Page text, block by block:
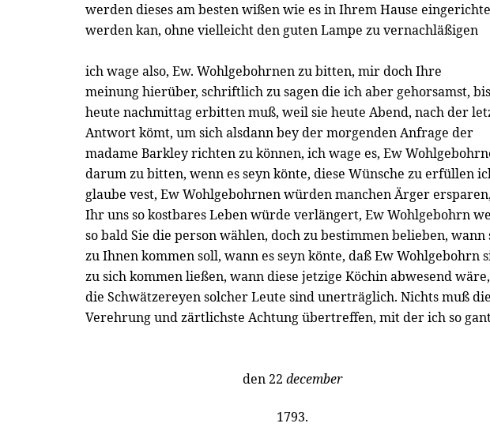
werden dieses am besten wißen wie es in Ihrem Hause
werden kan, ohne vielleicht den guten Lampe zu vernachläßigen
ich wage also, Ew. Wohlgebohrnen zu bitten, mir doch Ihre
meinung hierüber, schriftlich zu sagen die ich aber gehorsamst, bis
heute nachmittag erbitten muß, weil sie heute Abend, nach der
Antwort kömt, um sich alsdann bey der morgenden Anfrage der
madame Barkley richten zu können, ich wage es, Ew
darum zu bitten, wenn es seyn könte, diese Wünsche zu erfüllen
glaube vest, Ew Wohlgebohrnen würden manchen Ärger
Ihr uns so kostbares Leben würde verlängert, Ew Wohlgebohrn
so bald Sie die person wählen, doch zu bestimmen belieben, wann
zu Ihnen kommen soll, wann es seyn könte, daß Ew Wohlgebohrn
zu sich kommen ließen, wann diese jetzige Köchin abwesend
die Schwätzereyen solcher Leute sind unerträglich. Nichts muß die
Verehrung und zärtlichste Achtung übertreffen, mit der ich so
den 22 december
1793.